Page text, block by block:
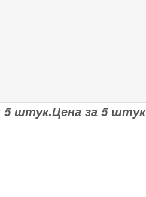
5 штук.Цена за 5 штук